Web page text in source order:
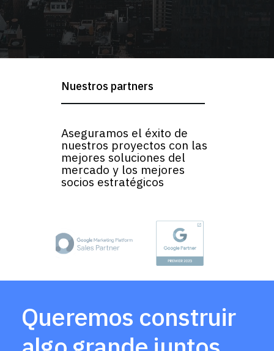
Nuestros partners
Aseguramos el éxito de
nuestros proyectos con las
mejores soluciones del
mercado y los mejores
socios estratégicos
Queremos construir